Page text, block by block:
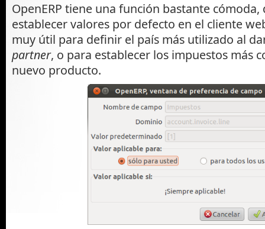
OpenERP tiene una función bastante
establecer valores por defecto en el cliente
muy útil para definir el país más utilizado al
partner, o para establecer los impuestos más
nuevo producto.